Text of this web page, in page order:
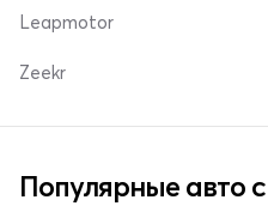
Leapmotor
Zeekr
Популярные авто